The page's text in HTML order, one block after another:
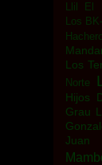
Llil El
Los
Los
Norte
Hijos
Grau
Juan